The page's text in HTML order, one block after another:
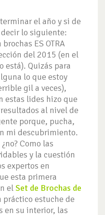
el año y si de
lo siguiente:
ES OTRA
del 2015 (en el
Quizás para
lo que estoy
gil a veces),
estas lides hizo que
al nivel de
porque, pucha,
mi descubrimiento.
Como las
y la cuestión
expertos en
esta primera
elSet de Brochas de
práctico estuche de
en su interior, las